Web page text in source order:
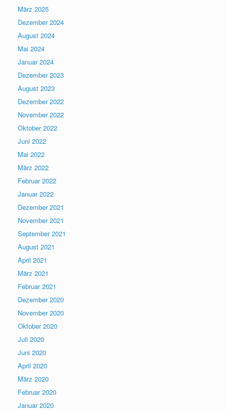
März 2025
Dezember 2024
August 2024
Mai 2024
Januar 2024
Dezember 2023
August 2023
Dezember 2022
November 2022
Oktober 2022
Juni 2022
Mai 2022
März 2022
Februar 2022
Januar 2022
Dezember 2021
November 2021
September 2021
August 2021
April 2021
März 2021
Februar 2021
Dezember 2020
November 2020
Oktober 2020
Juli 2020
Juni 2020
April 2020
März 2020
Februar 2020
Januar 2020